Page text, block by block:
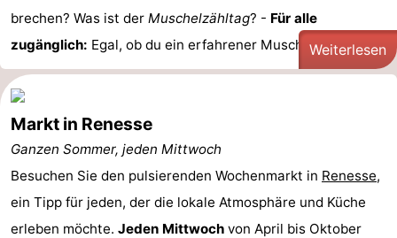
brechen? Was ist der Muschelzähltag? - Für alle
zugänglich: Egal, ob du ein erfahrener Muschelexperte ...
Weiterlesen
Markt in Renesse
Ganzen Sommer, jeden Mittwoch
Besuchen Sie den pulsierenden Wochenmarkt in Renesse,
ein Tipp für jeden, der die lokale Atmosphäre und Küche
erleben möchte. Jeden Mittwoch von April bis Oktober